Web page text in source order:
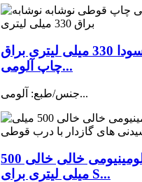
قوطی آب سودا 330 میلی لیتری براق
چاپ آلومی...
جنس/طبع: آلومی...
قوطی های آلومینیومی خالی خالی 500
میلی لیتری برای S...